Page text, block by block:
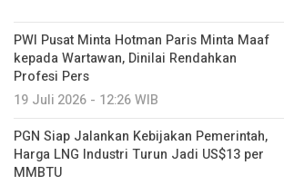
PWI Pusat Minta Hotman Paris Minta Maaf
kepada Wartawan, Dinilai Rendahkan
Profesi Pers
19 Juli 2026 - 12:26 WIB
PGN Siap Jalankan Kebijakan Pemerintah,
Harga LNG Industri Turun Jadi US$13 per
MMBTU